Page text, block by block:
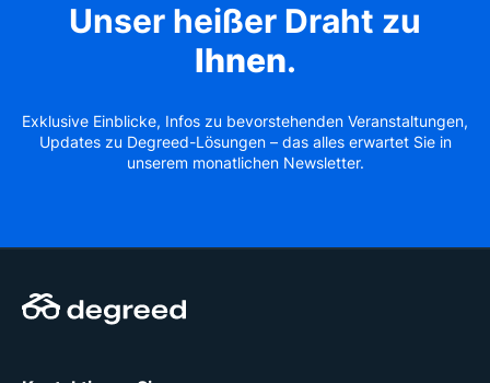
Unser heißer Draht zu
Ihnen.
Exklusive Einblicke, Infos zu bevorstehenden Veranstaltungen,
Updates zu Degreed-Lösungen – das alles erwartet Sie in
unserem monatlichen Newsletter.